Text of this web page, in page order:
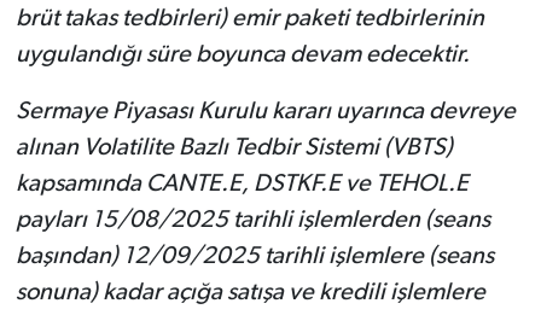
brüt takas tedbirleri) emir paketi tedbirlerinin
uygulandığı süre boyunca devam edecektir.
Sermaye Piyasası Kurulu kararı uyarınca devreye
alınan Volatilite Bazlı Tedbir Sistemi (VBTS)
kapsamında CANTE.E, DSTKF.E ve TEHOL.E
payları 15/08/2025 tarihli işlemlerden (seans
başından) 12/09/2025 tarihli işlemlere (seans
sonuna) kadar açığa satışa ve kredili işlemlere